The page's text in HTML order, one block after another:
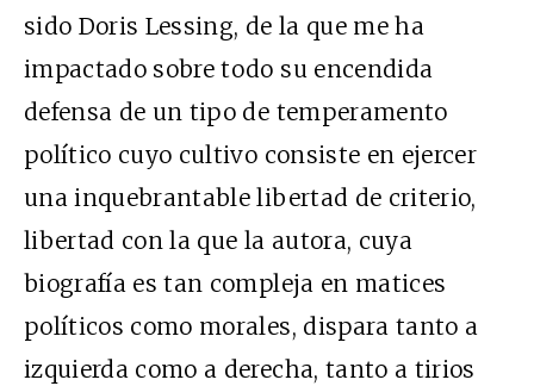
sido Doris Lessing, de la que me ha
impactado sobre todo su encendida
defensa de un tipo de temperamento
político cuyo cultivo consiste en ejercer
una inquebrantable libertad de criterio,
libertad con la que la autora, cuya
biografía es tan compleja en matices
políticos como morales, dispara tanto a
izquierda como a derecha, tanto a tirios